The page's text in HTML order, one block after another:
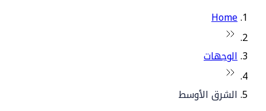
Home
الوجهات
الشرق الأوسط